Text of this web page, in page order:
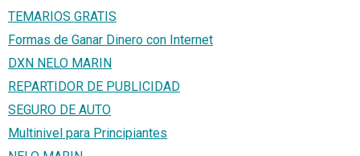
TEMARIOS GRATIS
Formas de Ganar Dinero con Internet
DXN NELO MARIN
REPARTIDOR DE PUBLICIDAD
SEGURO DE AUTO
Multinivel para Principiantes